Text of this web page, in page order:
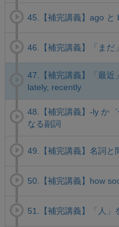
45.【補完講義】ago と
46.【補完講義】「まだ
47.【補完講義】「最近
lately, recently
48.【補完講義】-ly か
なる副詞
49.【補完講義】名詞と
50.【補完講義】how
51.【補完講義】「人」